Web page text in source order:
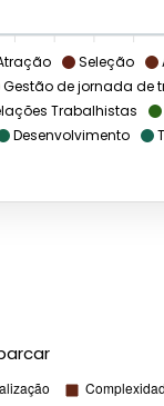
Seleção
Gestão de jornada de
Trabalhistas
Desenvolvimento